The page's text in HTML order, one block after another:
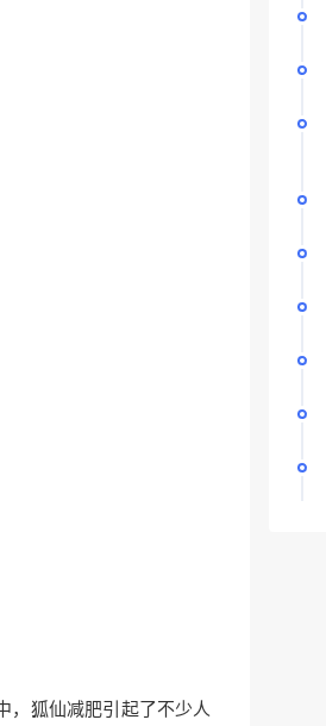
，狐仙减肥引起了不少人